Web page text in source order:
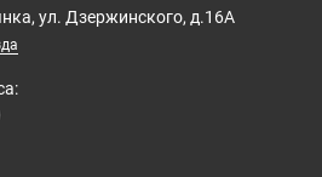
ул. Дзержинского, д.16А